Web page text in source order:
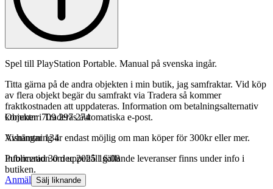
Spel till PlayStation Portable. Manual på svenska ingår.
Titta gärna på de andra objekten i min butik, jag samfraktar. Vid köp
av flera objekt begär du samfrakt via Tradera så kommer
fraktkostnaden att uppdateras. Information om betalningsalternativ
kommer i Traderas automatiska e-post.
Avhämtning är endast möjlig om man köper för 300kr eller mer.
Information om uppehåll gällande leveranser finns under info i
butiken.
Objektnr 709 297 274
Visningar 134
Publicerad 30 dec 2025 16:08
Anmäl Sälj liknande